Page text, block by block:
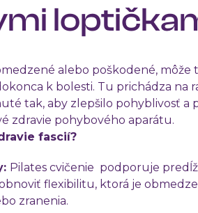
alebo poškodené, môže
k bolesti. Tu prichádza na
tak, aby zlepšilo pohyblivosť a
zdravie pohybového aparátu.
fascií?
Pilates cvičenie podporuje
flexibilitu, ktorá je
zranenia.